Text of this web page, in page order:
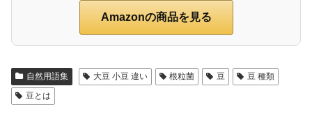
Amazonの商品を見る
自然用語集 大豆 小豆 違い 根粒菌 豆
豆 種類
豆とは